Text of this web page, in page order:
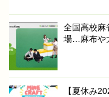
全国高校麻
場…麻布や
【夏休み